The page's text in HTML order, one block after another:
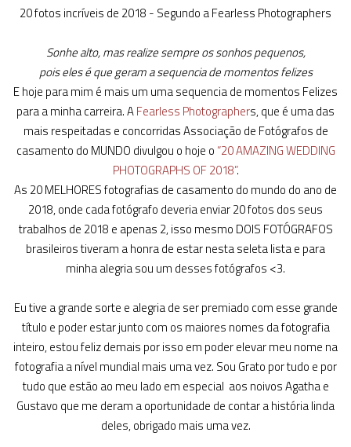
20 fotos incríveis de 2018 - Segundo a Fearless Photographers
Sonhe alto, mas realize sempre os sonhos pequenos,
pois eles é que geram a sequencia de momentos felizes
E hoje para mim é mais um uma sequencia de momentos Felizes
para a minha carreira. AFearless Photographers, que é uma das
mais respeitadas e concorridas Associação de Fotógrafos de
casamento do MUNDO divulgou o hoje o “20 AMAZING WEDDING
PHOTOGRAPHS OF 2018”.
As 20 MELHORES fotografias de casamento do mundo do ano de
2018, onde cada fotógrafo deveria enviar 20 fotos dos seus
trabalhos de 2018 e apenas 2, isso mesmo DOIS FOTÓGRAFOS
brasileiros tiveram a honra de estar nesta seleta lista e para
minha alegria sou um desses fotógrafos <3.
Eu tive a grande sorte e alegria de ser premiado com esse grande
título e poder estar junto com os maiores nomes da fotografia
inteiro, estou feliz demais por isso em poder elevar meu nome na
fotografia a nível mundial mais uma vez. Sou Grato por tudo e por
tudo que estão ao meu lado em especial aos noivos Agatha e
Gustavo que me deram a oportunidade de contar a história linda
deles, obrigado mais uma vez.